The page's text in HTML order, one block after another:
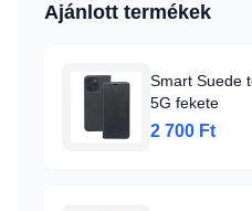
Ajánlott termékek
Smart Suede
5G fekete
2 700 Ft